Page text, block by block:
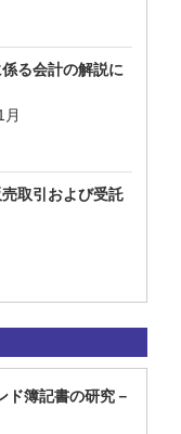
る会計の解説に
取引および受託
ド簿記書の研究－